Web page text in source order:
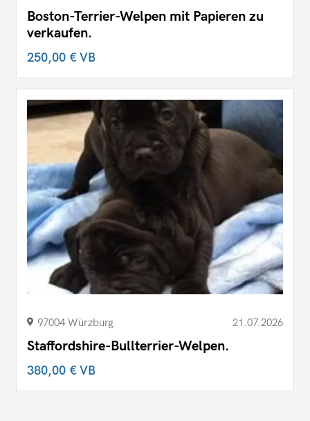
Boston-Terrier-Welpen mit Papieren zu
verkaufen.
250,00 €VB
97004 Würzburg 21.07.2026
Staffordshire-Bullterrier-Welpen.
380,00 €VB